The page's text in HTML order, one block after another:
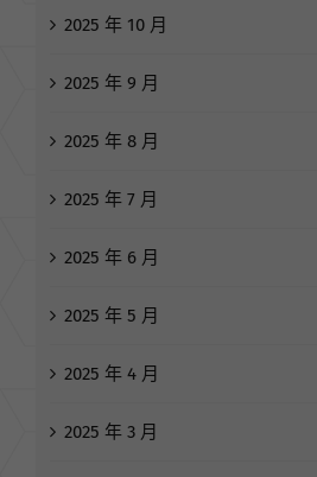
2025 年 10 月
2025 年 9 月
2025 年 8 月
2025 年 7 月
2025 年 6 月
2025 年 5 月
2025 年 4 月
2025 年 3 月